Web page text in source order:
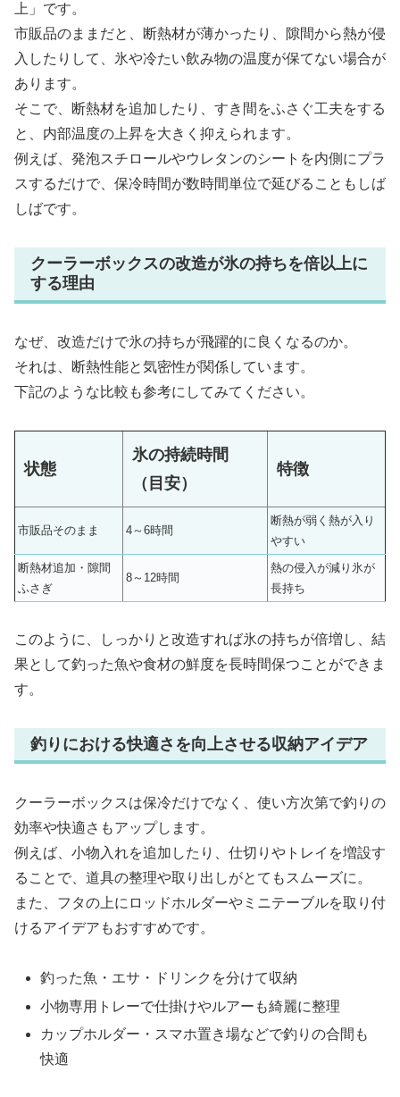
上」です。
市販品のままだと、断熱材が薄かったり、隙間から熱が侵
入したりして、氷や冷たい飲み物の温度が保てない場合が
あります。
そこで、断熱材を追加したり、すき間をふさぐ工夫をする
と、内部温度の上昇を大きく抑えられます。
例えば、発泡スチロールやウレタンのシートを内側にプラ
スするだけで、保冷時間が数時間単位で延びることもしば
しばです。
クーラーボックスの改造が氷の持ちを倍以上に
する理由
なぜ、改造だけで氷の持ちが飛躍的に良くなるのか。
それは、断熱性能と気密性が関係しています。
下記のような比較も参考にしてみてください。
状態
氷の持続時間
（目安）
特徴
市販品そのまま 4～6時間
断熱が弱く熱が入り
やすい
断熱材追加・隙間
ふさぎ
8～12時間
熱の侵入が減り氷が
長持ち
このように、しっかりと改造すれば氷の持ちが倍増し、結
果として釣った魚や食材の鮮度を長時間保つことができま
す。
釣りにおける快適さを向上させる収納アイデア
クーラーボックスは保冷だけでなく、使い方次第で釣りの
効率や快適さもアップします。
例えば、小物入れを追加したり、仕切りやトレイを増設す
ることで、道具の整理や取り出しがとてもスムーズに。
また、フタの上にロッドホルダーやミニテーブルを取り付
けるアイデアもおすすめです。
釣った魚・エサ・ドリンクを分けて収納
小物専用トレーで仕掛けやルアーも綺麗に整理
カップホルダー・スマホ置き場などで釣りの合間も
快適